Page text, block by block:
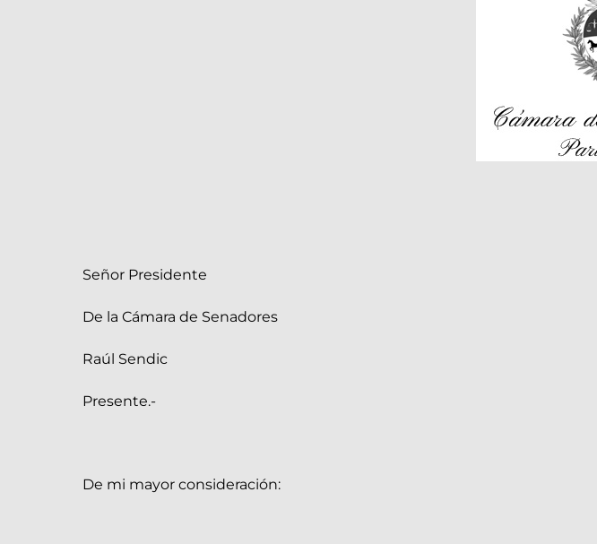
Señor Presidente
De la Cámara de Senadores
Raúl Sendic
Presente.-
De mi mayor consideración: